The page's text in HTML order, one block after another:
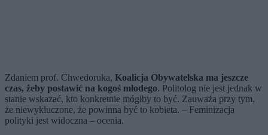
Zdaniem prof. Chwedoruka, Koalicja Obywatelska ma jeszcze
czas, żeby postawić na kogoś młodego. Politolog nie jest jednak w
stanie wskazać, kto konkretnie mógłby to być. Zauważa przy tym,
że niewykluczone, że powinna być to kobieta. – Feminizacja
polityki jest widoczna – ocenia.